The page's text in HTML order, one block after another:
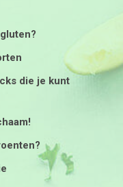
die je kunt